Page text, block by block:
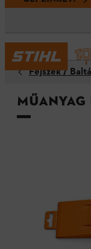
Fejszék /